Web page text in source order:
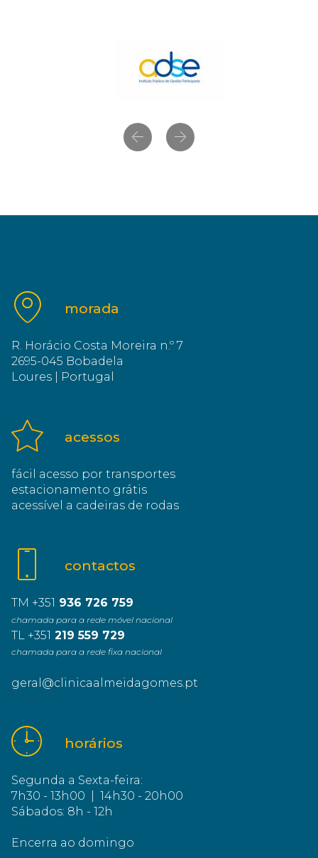
Anterior Próximo
morada
R. Horácio Costa Moreira n.º 7
2695-045 Bobadela
Loures | Portugal
acessos
fácil acesso por transportes
estacionamento grátis
acessível a cadeiras de rodas
contactos
TM +351 936 726 759
chamada para a rede móvel nacional
TL +351 219 559 729
chamada para a rede fixa nacional
geral@clinicaalmeidagomes.pt
horários
Segunda a Sexta-feira:
7h30 - 13h00 | 14h30 - 20h00
Sábados: 8h - 12h
Encerra ao domingo